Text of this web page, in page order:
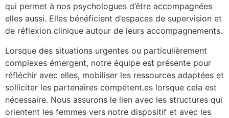
qui permet à nos psychologues d’être accompagnées
elles aussi. Elles bénéficient d’espaces de supervision et
de réflexion clinique autour de leurs accompagnements.
Lorsque des situations urgentes ou particulièrement
complexes émergent, notre équipe est présente pour
réfléchir avec elles, mobiliser les ressources adaptées et
solliciter les partenaires compétent.es lorsque cela est
nécessaire. Nous assurons le lien avec les structures qui
orientent les femmes vers notre dispositif et avec les